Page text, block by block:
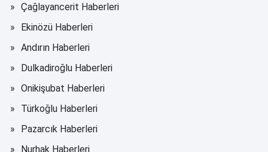
Çağlayancerit Haberleri
Ekinözü Haberleri
Andırın Haberleri
Dulkadiroğlu Haberleri
Onikişubat Haberleri
Türkoğlu Haberleri
Pazarcık Haberleri
Nurhak Haberleri